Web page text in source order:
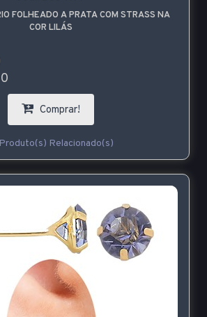
FOLHEADO A PRATA COM STRASS NA
COR LILÁS
Comprar!
Produto(s) Relacionado(s)